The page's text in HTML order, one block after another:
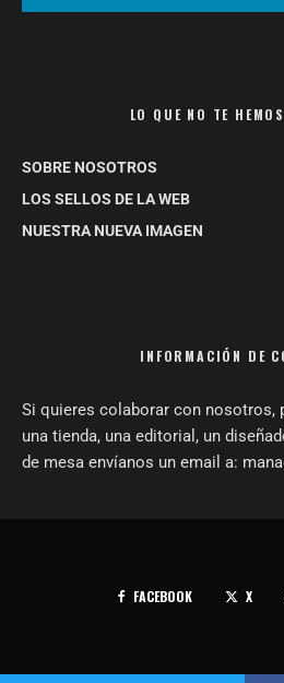
LO QUE NO TE
SOBRE NOSOTROS
LOS SELLOS DE LA WEB
NUESTRA NUEVA IMAGEN
INFORMACIÓN DE
Si quieres colaborar con nosotros,
una tienda, una editorial, un
de mesa envíanos un email a:
FACEBOOK X